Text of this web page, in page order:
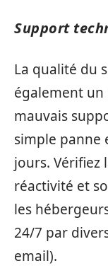
Support
La qualité du
également
mauvais
simple panne
jours. Vérifiez
réactivité et
les
24/7 par
email).